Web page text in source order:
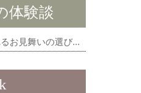
体験談
お見舞いの選び...